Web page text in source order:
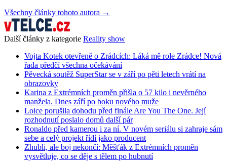
Všechny články tohoto autora →
Další články z kategorie Reality show
Vojta Kotek otevřeně o Zrádcích: Láká mě role Zrádce! Nová
řada předčí všechna očekávání
Pěvecká soutěž SuperStar se v září po pěti letech vrátí na
obrazovky
Karina z Extrémních proměn přišla o 57 kilo i nevěrného
manžela. Dnes září po boku nového muže
Loice porušila dohodu před finále Are You The One. Její
rozhodnutí poslalo domů další pár
Ronaldo před kamerou i za ní. V novém seriálu si zahraje sám
sebe a celý projekt řídí jako producent
Zhubli, ale boj nekončí: Měšťák z Extrémních proměn
vysvětluje, co se děje s tělem po hubnutí